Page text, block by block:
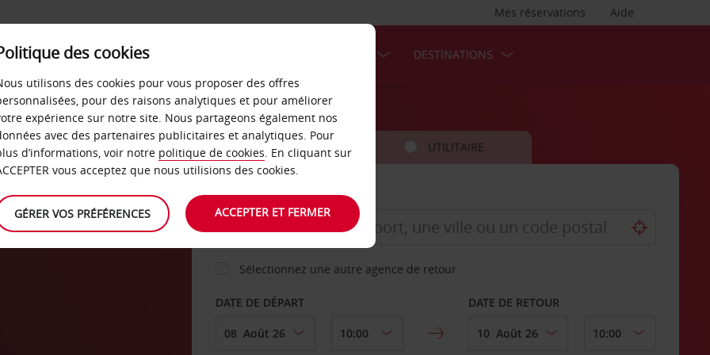
Aide
Mes réservations
LIBRE-SERVICE DESTINATIONS
VOITURE UTILITAIRE
AGENCE DE DÉPART
Sélectionnez une autre agence de retour
DATE DE DÉPART DATE DE RETOUR
des cookies
utilisons des cookies pour vous proposer des offres
pour des raisons analytiques et pour améliorer
expérience sur notre site. Nous partageons également nos
avec des partenaires publicitaires et analytiques. Pour
d’informations, voir notre politique de cookies. En cliquant sur
vous acceptez que nous utilisions des cookies.
GÉRER VOS PRÉFÉRENCES ACCEPTER ET FERMER